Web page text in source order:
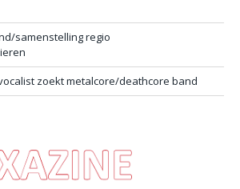
samenstelling regio
zoekt metalcore/deathcore band